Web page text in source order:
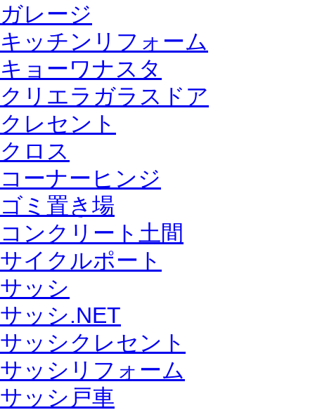
ガレージ
キッチンリフォーム
キョーワナスタ
クリエラガラスドア
クレセント
クロス
コーナーヒンジ
ゴミ置き場
コンクリート土間
サイクルポート
サッシ
サッシ.NET
サッシクレセント
サッシリフォーム
サッシ戸車